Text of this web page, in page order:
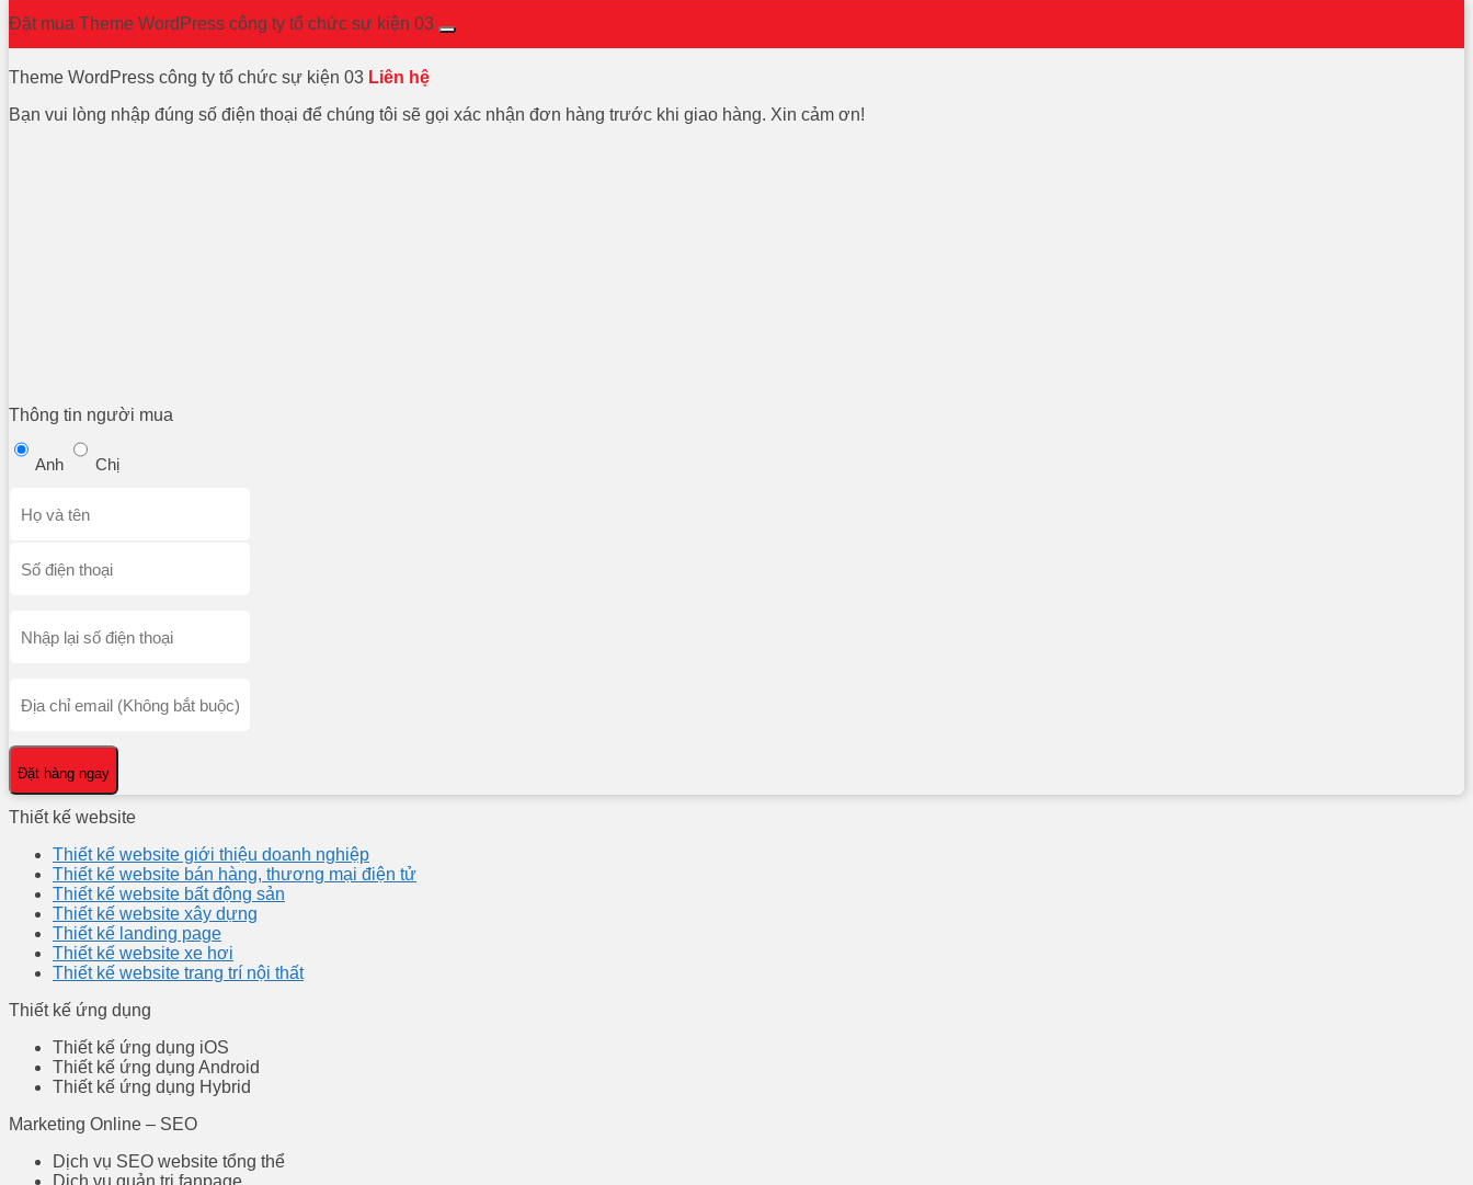
Đặt mua Theme WordPress công ty tổ chức sự kiện 03
Theme WordPress công ty tổ chức sự kiện 03 Liên hệ
Bạn vui lòng nhập đúng số điện thoại để chúng tôi sẽ gọi xác nhận đơn hàng trước khi giao hàng. Xin cảm ơn!
Thông tin người mua
Anh Chị
Đặt hàng ngay
Thiết kế website
Thiết kế website giới thiệu doanh nghiệp
Thiết kế website bán hàng, thương mại điện tử
Thiết kế website bất động sản
Thiết kế website xây dựng
Thiết kế landing page
Thiết kế website xe hơi
Thiết kế website trang trí nội thất
Thiết kế ứng dụng
Thiết kế ứng dụng iOS
Thiết kế ứng dụng Android
Thiết kế ứng dụng Hybrid
Marketing Online – SEO
Dịch vụ SEO website tổng thể
Dịch vụ quản trị fanpage